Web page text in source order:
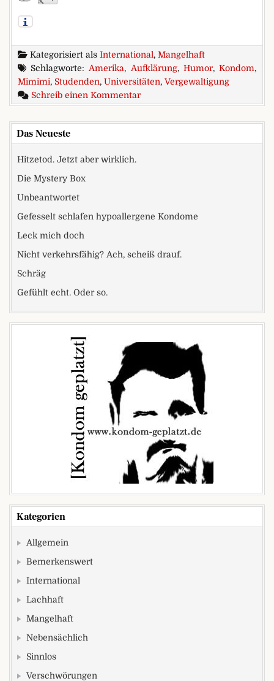
Kategorisiert als International, Mangelhaft
Schlagworte: Amerika, Aufklärung, Humor,Kondom,
Mimimi, Studenden, Universitäten, Vergewaltigung
Schreib einen Kommentarzu Donuts, Kondome und
Das Neueste
Hitzetod. Jetzt aber wirklich.
Die Mystery Box
Unbeantwortet
Gefesselt schlafen hypoallergene Kondome
Leck mich doch
Nicht verkehrsfähig? Ach, scheiß drauf.
Schräg
Gefühlt echt. Oder so.
Kategorien
Allgemein
Bemerkenswert
International
Lachhaft
Mangelhaft
Nebensächlich
Sinnlos
Verschwörungen